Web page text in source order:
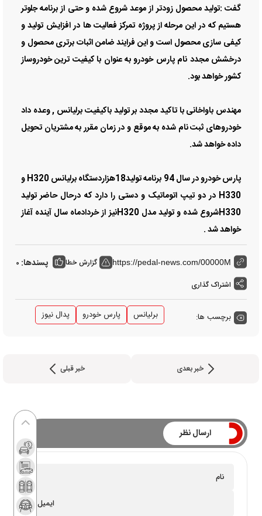
گفت :تولید محصول زودتر از موعد شروع شده و حتی از برنامه جلوتر
هستیم که در این مرحله از پروژه تمرکز فعالیت ها در افزایش تولید و
کیفی سازی محصول است و این فرایند ضامن اثبات برتری محصول و
درخشش مجدد نام پارس خودرو به عنوان با کیفیت ترین خودروساز
کشور خواهد بود.
مهندس باواخانی با تاکید مجدد بر تولید باکیفیت برلیانس , وعده داد
خودروهای ثبت نام شده به موقع و در زمان مقرر به مشتریان تحویل
داده خواهد شد.
پارس خودرو در سال 94 برنامه تولید18هزاردستگاه برلیانس H320 و
H330 در دو تیپ اتوماتیک و دستی را دارد که درحال حاضر تولید
H330شروع شده و تولید مدل H320نیز از خردادماه سال آینده آغاز
خواهد شد .
https://pedal-news.com/00000M گزارش خطا پسندها: 0
اشتراک گذاری
برچسب ها: برلیانس پارس خودرو پدال نیوز
خبر بعدی خبر قبلی
ارسال نظر